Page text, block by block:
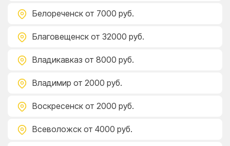
Белореченск от 7000 руб.
Благовещенск от 32000 руб.
Владикавказ от 8000 руб.
Владимир от 2000 руб.
Воскресенск от 2000 руб.
Всеволожск от 4000 руб.